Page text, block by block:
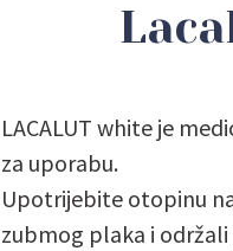
LACALUT white je
za uporabu.
Upotrijebite otopinu
zubmog plaka i